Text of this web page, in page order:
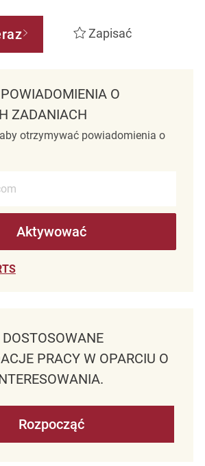
Zapisać
O
ZADANIACH
otrzymywać powiadomienia o
Aktywować
PRACY W OPARCIU O
Rozpocząć